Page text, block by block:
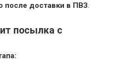
после доставки в ПВЗ.
посылка с
: